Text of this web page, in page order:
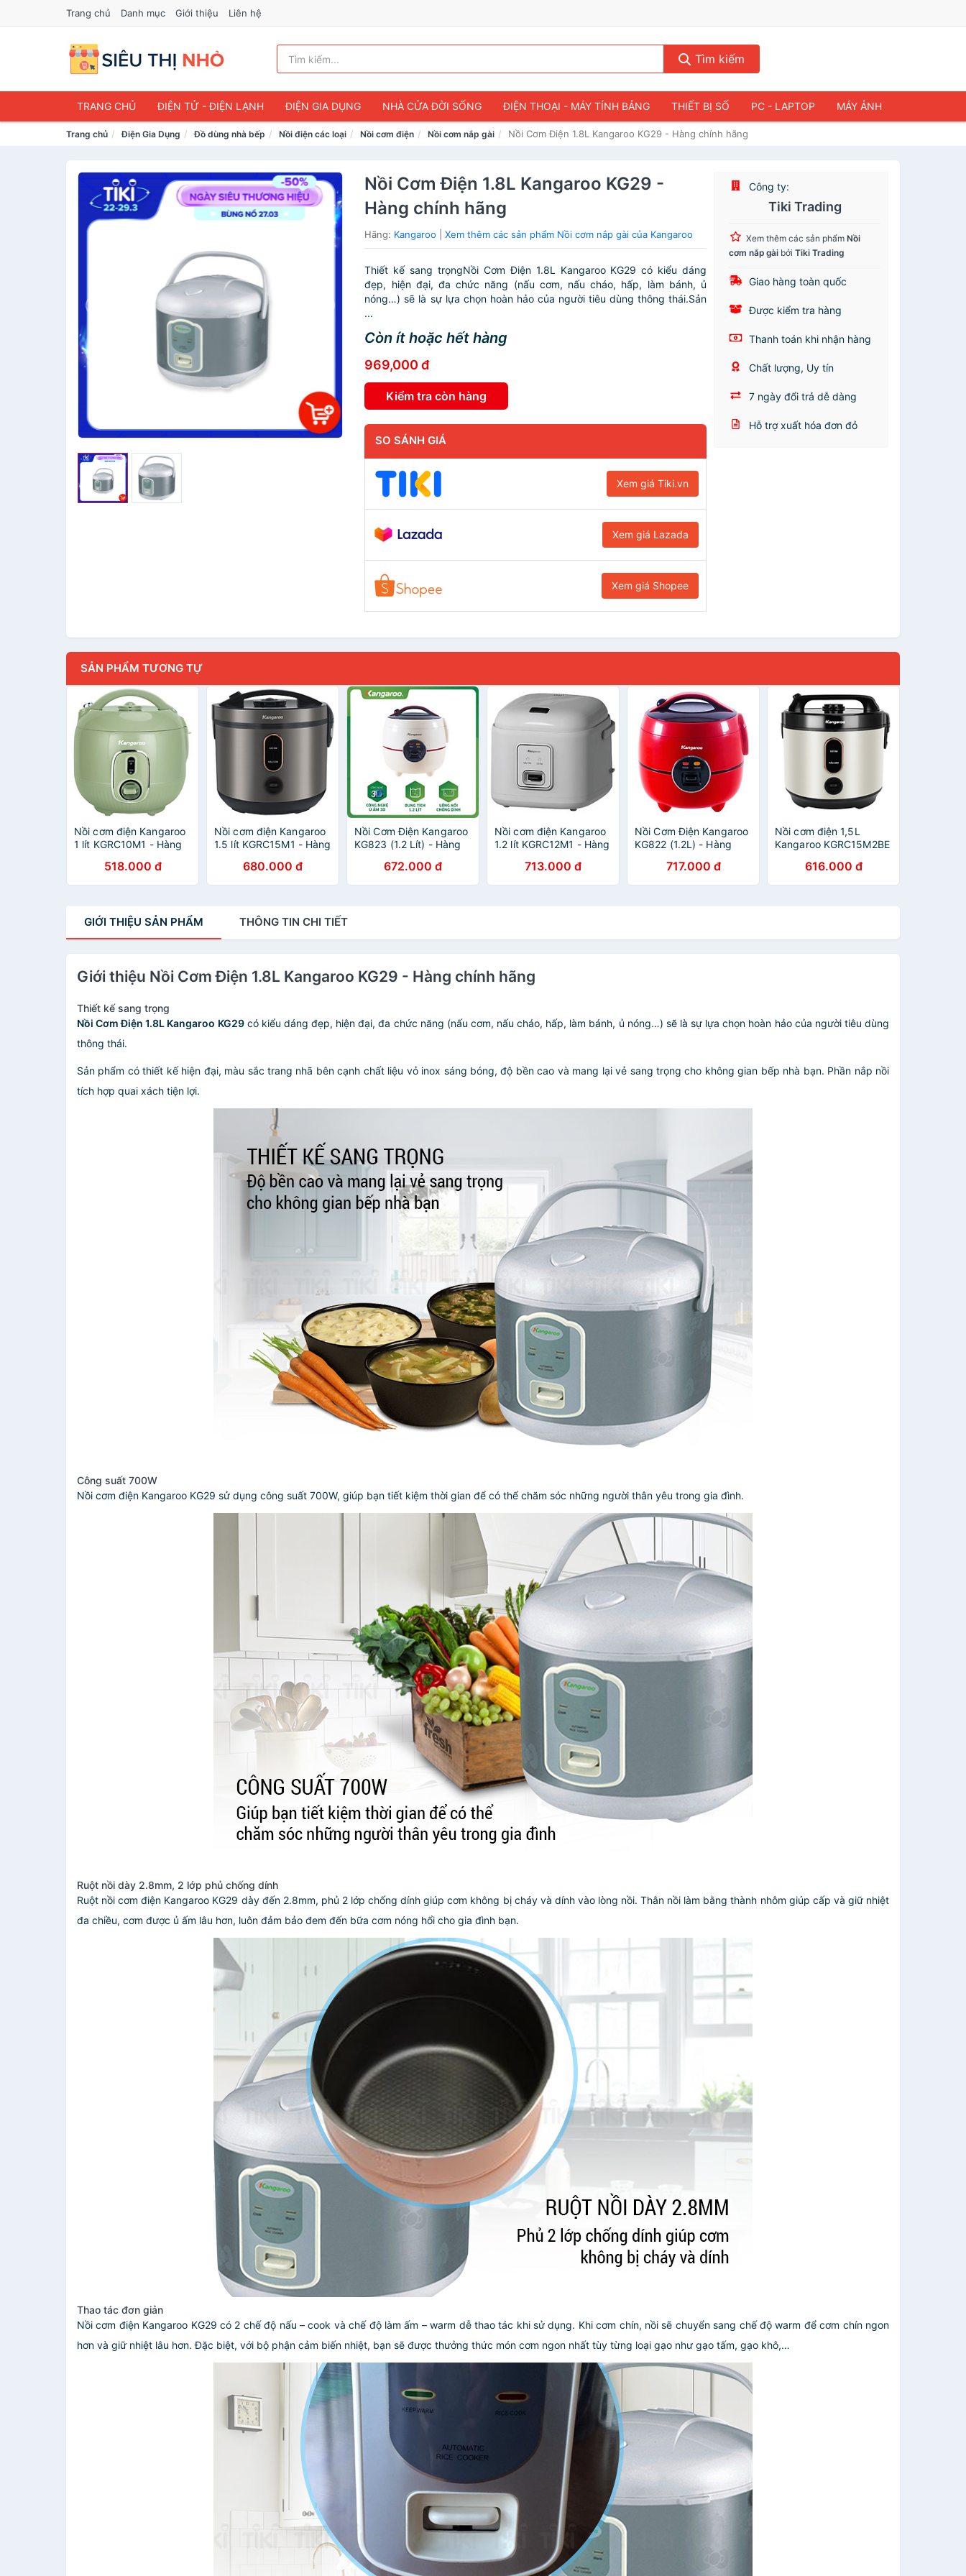
Trang chủ Danh mục Giới thiệu Liên hệ
Tìm kiếm
TRANG CHỦ ĐIỆN TỬ - ĐIỆN LẠNH ĐIỆN GIA DỤNG NHÀ CỬA ĐỜI SỐNG ĐIỆN THOẠI - MÁY TÍNH BẢNG THIẾT BỊ SỐ PC - LAPTOP MÁY ẢNH
Trang chủ Điện Gia Dụng Đồ dùng nhà bếp Nồi điện các loại Nồi cơm điện Nồi cơm nắp gài Nồi Cơm Điện 1.8L Kangaroo KG29 - Hàng chính hãng
Nồi Cơm Điện 1.8L Kangaroo KG29 -
Hàng chính hãng
Hãng: Kangaroo |Xem thêm các sản phẩm Nồi cơm nắp gài của Kangaroo
Thiết kế sang trọngNồi Cơm Điện 1.8L Kangaroo KG29 có kiểu dáng
đẹp, hiện đại, đa chức năng (nấu cơm, nấu cháo, hấp, làm bánh, ủ
nóng…) sẽ là sự lựa chọn hoàn hảo của người tiêu dùng thông thái.Sản
...
Còn ít hoặc hết hàng
969,000 đ
Kiểm tra còn hàng
SO SÁNH GIÁ
Xem giá Tiki.vn
Xem giá Lazada
Xem giá Shopee
Công ty:
Tiki Trading
Xem thêm các sản phẩmNồi
cơm nắp gài bởiTiki Trading
Giao hàng toàn quốc
Được kiểm tra hàng
Thanh toán khi nhận hàng
Chất lượng, Uy tín
7 ngày đổi trả dễ dàng
Hỗ trợ xuất hóa đơn đỏ
SẢN PHẨM TƯƠNG TỰ
Nồi cơm điện Kangaroo
1 lít KGRC10M1 - Hàng
518.000 đ
Nồi cơm điện Kangaroo
1.5 lít KGRC15M1 - Hàng
680.000 đ
Nồi Cơm Điện Kangaroo
KG823 (1.2 Lít) - Hàng
672.000 đ
Nồi cơm điện Kangaroo
1.2 lít KGRC12M1 - Hàng
713.000 đ
Nồi Cơm Điện Kangaroo
KG822 (1.2L) - Hàng
717.000 đ
Nồi cơm điện 1,5L
Kangaroo KGRC15M2BE
616.000 đ
GIỚI THIỆU SẢN PHẨM THÔNG TIN CHI TIẾT
Giới thiệu Nồi Cơm Điện 1.8L Kangaroo KG29 - Hàng chính hãng
Thiết kế sang trọng
Nồi Cơm Điện 1.8L Kangaroo KG29có kiểu dáng đẹp, hiện đại, đa chức năng (nấu cơm, nấu cháo, hấp, làm bánh, ủ nóng…) sẽ là sự lựa chọn hoàn hảo của người tiêu dùng
thông thái.
Sản phẩm có thiết kế hiện đại, màu sắc trang nhã bên cạnh chất liệu vỏ inox sáng bóng, độ bền cao và mang lại vẻ sang trọng cho không gian bếp nhà bạn. Phần nắp nồi
tích hợp quai xách tiện lợi.
Công suất 700W
Nồi cơm điện Kangaroo KG29 sử dụng công suất 700W, giúp bạn tiết kiệm thời gian để có thể chăm sóc những người thân yêu trong gia đình.
Ruột nồi dày 2.8mm, 2 lớp phủ chống dính
Ruột nồi cơm điện Kangaroo KG29 dày đến 2.8mm, phủ 2 lớp chống dính giúp cơm không bị cháy và dính vào lòng nồi. Thân nồi làm bằng thành nhôm giúp cấp và giữ nhiệt
đa chiều, cơm được ủ ấm lâu hơn, luôn đảm bảo đem đến bữa cơm nóng hổi cho gia đình bạn.
Thao tác đơn giản
Nồi cơm điện Kangaroo KG29 có 2 chế độ nấu – cook và chế độ làm ấm – warm dễ thao tác khi sử dụng. Khi cơm chín, nồi sẽ chuyển sang chế độ warm để cơm chín ngon
hơn và giữ nhiệt lâu hơn. Đặc biệt, với bộ phận cảm biến nhiệt, bạn sẽ được thưởng thức món cơm ngon nhất tùy từng loại gạo như gạo tấm, gạo khô,…